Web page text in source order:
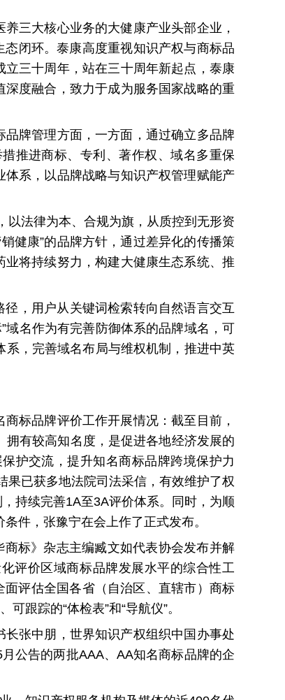
三大核心业务的大健康产业头部企业，
态闭环。泰康高度重视知识产权与商标品
三十周年，站在三十周年新起点，泰康
度融合，致力于成为服务国家战略的重
牌管理方面，一方面，通过确立多品牌
推进商标、专利、著作权、域名多重保
系，以品牌战略与知识产权管理赋能产
以法律为本、合规为旗，从质控到无形资
健康”的品牌方针，通过差异化的传播策
将持续努力，构建大健康生态系统、推
，用户从关键词检索转向自然语言交互
域名作为有完善防御体系的品牌域名，可
，完善域名布局与维权机制，推进中英
标品牌评价工作开展情况：截至目前，
有较高知名度，是促进各地经济发展的
护交流，提升知名商标品牌跨境保护力
果已获多地法院司法采信，有效维护了权
持续完善1A至3A评价体系。同时，为顺
件，张豫宁在会上作了正式发布。
标》杂志主编臧文如代表协会发布并解
评价区域商标品牌发展水平的综合性工
面评估全国各省（自治区、直辖市）商标
跟踪的“体检表”和“导航仪”。
张中朋，世界知识产权组织中国办事处
公告的两批AAA、AA知名商标品牌的企